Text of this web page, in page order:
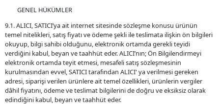
GENEL HÜKÜMLER
9.1. ALICI, SATICI’ya ait internet sitesinde sözleşme konusu ürünün
temel nitelikleri, satış fiyatı ve ödeme şekli ile teslimata ilişkin ön bilgileri
okuyup, bilgi sahibi olduğunu, elektronik ortamda gerekli teyidi
verdiğini kabul, beyan ve taahhüt eder. ALICI’nın; Ön Bilgilendirmeyi
elektronik ortamda teyit etmesi, mesafeli satış sözleşmesinin
kurulmasından evvel, SATICI tarafından ALICI' ya verilmesi gereken
adresi, siparişi verilen ürünlere ait temel özellikleri, ürünlerin vergiler
dâhil fiyatını, ödeme ve teslimat bilgilerini de doğru ve eksiksiz olarak
edindiğini kabul, beyan ve taahhüt eder.